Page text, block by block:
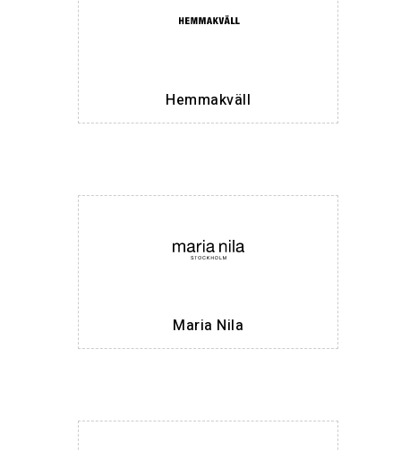
Hemmakväll
Maria Nila